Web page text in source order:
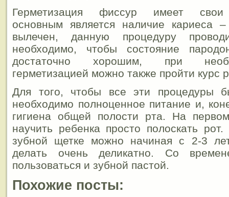
Герметизация фиссур имеет свои
основным является наличие
вылечен, данную процедуру
необходимо, чтобы состояние
достаточно хорошим, при
герметизацией можно также пройти курс
Для того, чтобы все эти процедуры
необходимо полноценное питание и,
гигиена общей полости рта. На
научить ребенка просто полоскать
зубной щетке можно начиная с 2-3
делать очень деликатно. Со
пользоваться и зубной пастой.
Похожие посты: